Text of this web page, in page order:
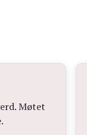
Møtet